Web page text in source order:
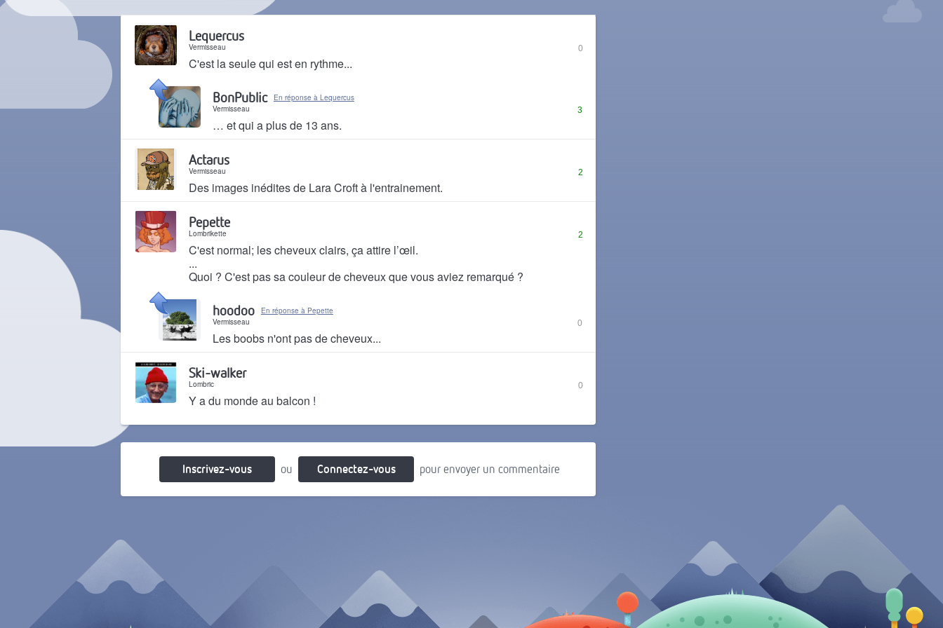
0
Lequercus
Vermisseau
C'est la seule qui est en rythme...
Il y a 2 mois
3
BonPublic
En réponse à Lequercus
Vermisseau
… et qui a plus de 13 ans.
2
Actarus
Vermisseau
Des images inédites de Lara Croft à l'entrainement.
2
Pepette
Lombrikette
C'est normal; les cheveux clairs, ça attire l’œil.
...
Quoi ? C'est pas sa couleur de cheveux que vous aviez remarqué ?
Il y a 2 mois
0
hoodoo
En réponse à Pepette
Vermisseau
Les boobs n'ont pas de cheveux...
0
Ski-walker
Lombric
Y a du monde au balcon !
Inscrivez-vous ou Connectez-vous pour envoyer un commentaire